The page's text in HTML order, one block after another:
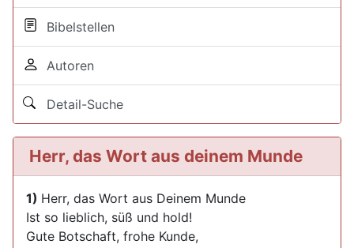
Bibelstellen
Autoren
Detail-Suche
Herr, das Wort aus deinem Munde
1) Herr, das Wort aus Deinem Munde
Ist so lieblich, süß und hold!
Gute Botschaft, frohe Kunde,